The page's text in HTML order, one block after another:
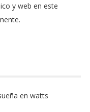
y web en este
en watts